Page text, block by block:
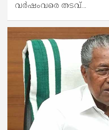
വർഷംവരെ തടവ്…